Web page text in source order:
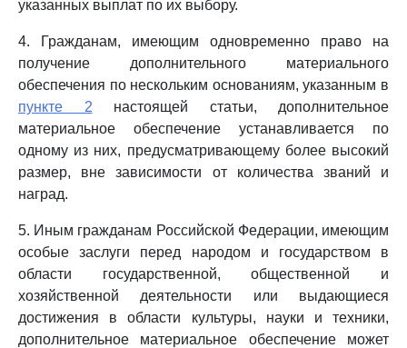
указанных выплат по их выбору.
4. Гражданам, имеющим одновременно право на
получение дополнительного материального
обеспечения по нескольким основаниям, указанным в
пункте 2 настоящей статьи, дополнительное
материальное обеспечение устанавливается по
одному из них, предусматривающему более высокий
размер, вне зависимости от количества званий и
наград.
5. Иным гражданам Российской Федерации, имеющим
особые заслуги перед народом и государством в
области государственной, общественной и
хозяйственной деятельности или выдающиеся
достижения в области культуры, науки и техники,
дополнительное материальное обеспечение может